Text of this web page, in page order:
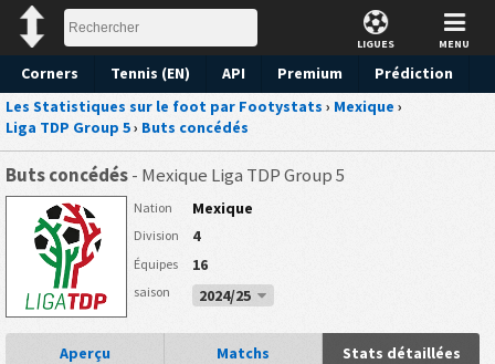
LIGUES MENU
Corners Tennis (EN) API Premium
Prédiction
Les Statistiques sur le foot par Footystats › Mexique ›
Liga TDP Group 5› Buts concédés
Buts concédés- Mexique Liga TDP Group 5
Nation Mexique
Division 4
Équipes 16
saison 2024/25
Aperçu Matchs Stats détaillées